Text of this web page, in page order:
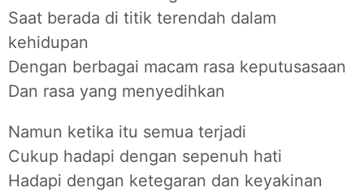
Saat berada di titik terendah dalam
kehidupan
Dengan berbagai macam rasa keputusasaan
Dan rasa yang menyedihkan
Namun ketika itu semua terjadi
Cukup hadapi dengan sepenuh hati
Hadapi dengan ketegaran dan keyakinan